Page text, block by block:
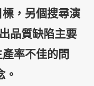
，另個搜尋演
品質缺陷主要
率不佳的問
。